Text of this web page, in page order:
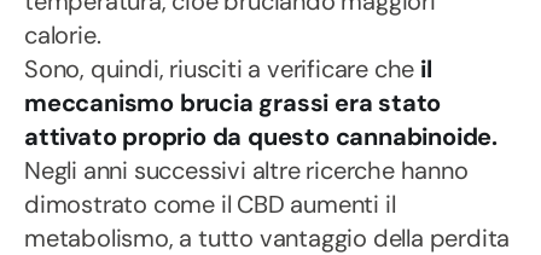
calorie.
Sono, quindi, riusciti a verificare che il
meccanismo brucia grassi era stato
attivato proprio da questo cannabinoide.
Negli anni successivi altre ricerche hanno
dimostrato come il CBD aumenti il
metabolismo, a tutto vantaggio della perdita